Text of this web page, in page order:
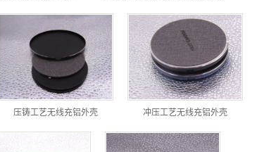
压铸工艺无线充铝外壳 冲压工艺无线充铝外壳